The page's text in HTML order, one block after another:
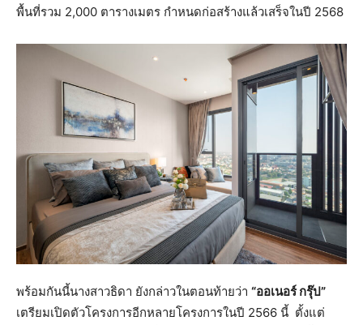
พื้นที่รวม 2,000 ตารางเมตร กำหนดก่อสร้างแล้วเสร็จในปี 2568
พร้อมกันนี้นางสาวธิดา ยังกล่าวในตอนท้ายว่า “ออเนอร์ กรุ๊ป”
เตรียมเปิดตัวโครงการอีกหลายโครงการในปี 2566 นี้ ตั้งแต่